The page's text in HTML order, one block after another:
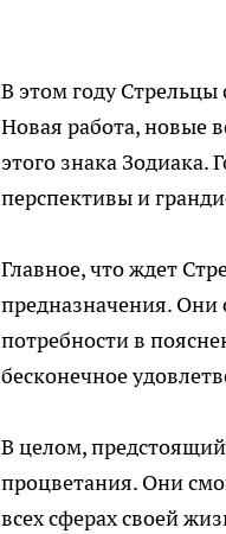
В этом году Стрельцы
Новая работа, новые
этого знака
перспективы и
Главное, что ждет
предназначения. Они
потребности в
бесконечное
В целом,
процветания. Они
всех сферах своей